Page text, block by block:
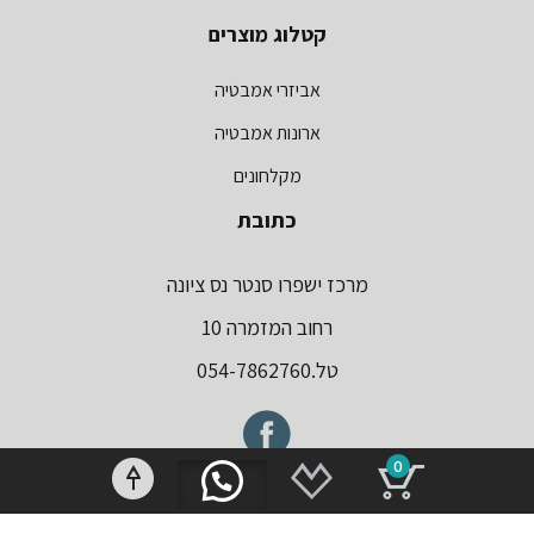
קטלוג מוצרים
אביזרי אמבטיה
ארונות אמבטיה
מקלחונים
כתובת
מרכז ישפרו סנטר נס ציונה
רחוב המזמרה 10
טל.054-7862760
0